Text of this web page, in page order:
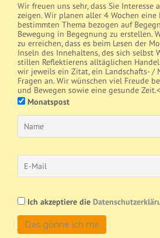
Wir freuen uns sehr, dass Sie Interesse
zeigen. Wir planen aller 4 Wochen
bestimmten Thema bezogen auf
Bewegung in Begegnung zu erstellen.
zu erreichen, dass es beim Lesen der
Inseln des Innehaltens, des sich selbst
stillen Reflektierens alltäglichen
wir jeweils ein Zitat, ein Landschafts- /
Fragen an. Wir wünschen viel Freude
und Bewegen sowie eine gesunde
Monatspost
Ich akzeptiere die
Das gönne ich mir